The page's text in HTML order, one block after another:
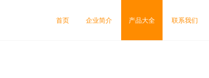
首页 企业简介 产品大全 联系我们